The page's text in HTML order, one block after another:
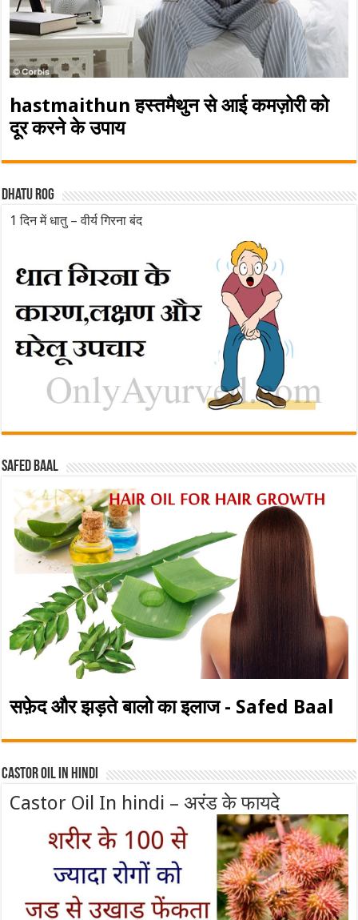
hastmaithun हस्तमैथुन से आई कमज़ोरी को
दूर करने के उपाय
Dhatu rog
1 दिन में धातु – वीर्य गिरना बंद
Safed baal
सफ़ेद और झड़ते बालो का इलाज - Safed Baal
Castor Oil In Hindi
Castor Oil In hindi – अरंड के फायदे